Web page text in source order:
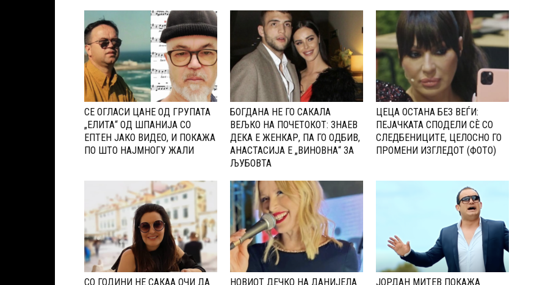
CЕ ОГЛАСИ ЦАНЕ ОД ГРУПАТА
„ЕЛИТА“ ОД ШПАНИЈА CО
ЕПТЕН ЈАКО ВИДЕО, И ПОКАЖА
ПО ШТО НАЈМНОГУ ЖАЛИ
БОГДАНА НЕ ГО САКАЛА
ВЕЉКО НА ПОЧЕТОКОТ: 3НАЕВ
ДЕКА Е ЖЕНКАР, ПА ГО ОДБИВ,
АНАСТАСИЈА Е „ВИНОВНА“ ЗА
ЉУБОВТА
ЦЕЦА ОСТАНА БЕЗ ВЕЃИ:
ПЕЈАЧКАТА СПОДЕЛИ СЀ СО
CЛЕДБЕНИЦИТЕ, ЦЕЛОСНО ГО
ПРОМЕНИ ИЗГЛЕДОТ (ФОТО)
СО ГОДИНИ НЕ САКАА ОЧИ ДА НОВИОТ ДЕЧКО НА ДАНИЈЕЛА ЈОРДАН МИТЕВ ПОКАЖА